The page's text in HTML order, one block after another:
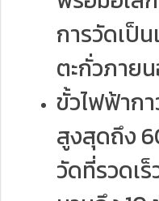
การวัดเป็
ตะกั่วภาย
ขั้วไฟฟ้าก
สูงสุดถึง
วัดที่รวดเ